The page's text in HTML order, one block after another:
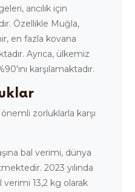
arıcılık için
Özellikle Muğla,
en fazla kovana
Ayrıca, ülkemiz
karşılamaktadır.
önemli zorluklarla karşı
bal verimi, dünya
2023 yılında
verimi 13,2 kg olarak